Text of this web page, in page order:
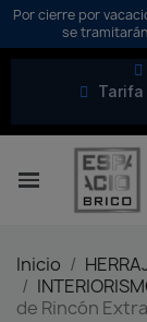
Por cierre por
se
Inicio
de Rincón